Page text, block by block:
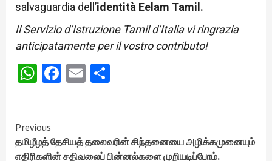
salvaguardia dell’identità Eelam Tamil.
Il Servizio d’Istruzione Tamil d’Italia vi ringrazia
anticipatamente per il vostro contributo!
WhatsApp
Facebook
Email
Continue
Reading
Previous
தமிழீழத் தேசியத் தலைவரின் சிந்தனையை அழிக்கமுனையும்
எதிரிகளின் சதிவலைப் பின்னல்களை முறியடிப்போம்.